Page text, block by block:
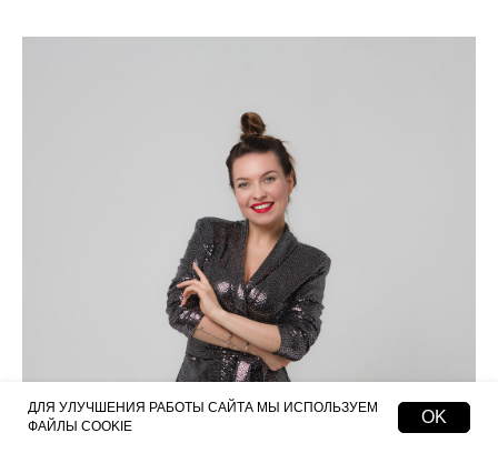
ДЛЯ УЛУЧШЕНИЯ РАБОТЫ САЙТА МЫ ИСПОЛЬЗУЕМ
ФАЙЛЫ COOKIE
OK